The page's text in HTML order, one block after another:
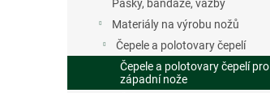
Pásky, bandáže, vazby
Materiály na výrobu nožů
Čepele a polotovary čepelí
Čepele a polotovary čepelí pro
západní nože